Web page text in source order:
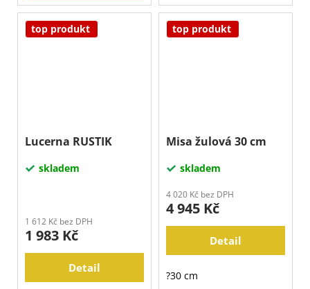
top produkt
Lucerna RUSTIK
skladem
1 612 Kč bez DPH
1 983 Kč
Detail
top produkt
Misa žulová 30 cm
skladem
4 020 Kč bez DPH
4 945 Kč
Detail
?30 cm